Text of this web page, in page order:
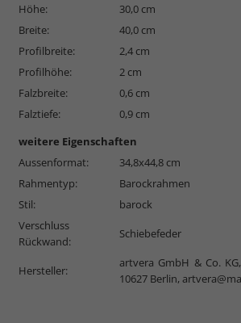
Höhe:
30,0 cm
Breite:
40,0 cm
Profilbreite:
2,4 cm
Profilhöhe:
2 cm
Falzbreite:
0,6 cm
Falztiefe:
0,9 cm
weitere Eigenschaften
Aussenformat:
34,8x44,8 cm
Rahmentyp:
Barockrahmen
Stil:
barock
Verschluss
Rückwand:
Schiebefeder
Hersteller:
artvera GmbH & Co.
10627 Berlin,